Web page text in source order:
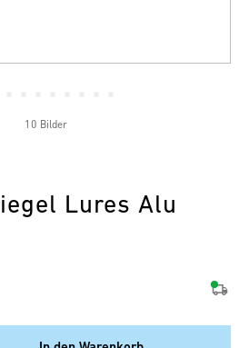
10 Bilder
Lures Alu